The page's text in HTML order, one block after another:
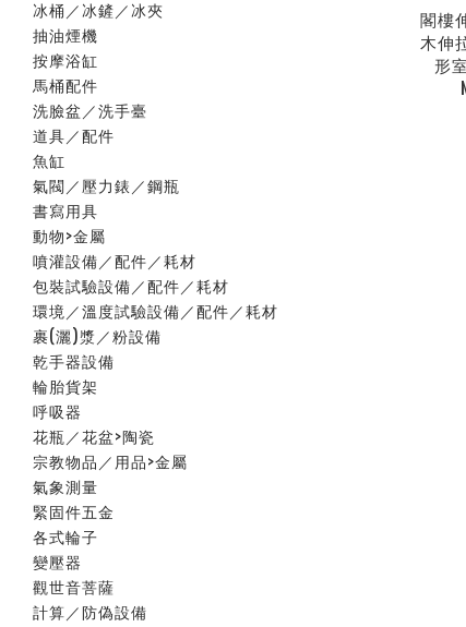
冰桶／冰鏟／冰夾
抽油煙機
按摩浴缸
馬桶配件
洗臉盆／洗手臺
道具／配件
魚缸
氣閥／壓力錶／鋼瓶
書寫用具
動物>金屬
噴灌設備／配件／耗材
包裝試驗設備／配件／耗材
環境／溫度試驗設備／配件／耗材
裹(灑)漿／粉設備
乾手器設備
輪胎貨架
呼吸器
花瓶／花盆>陶瓷
宗教物品／用品>金屬
氣象測量
緊固件五金
各式輪子
變壓器
觀世音菩薩
計算／防偽設備
閣樓
木伸
形